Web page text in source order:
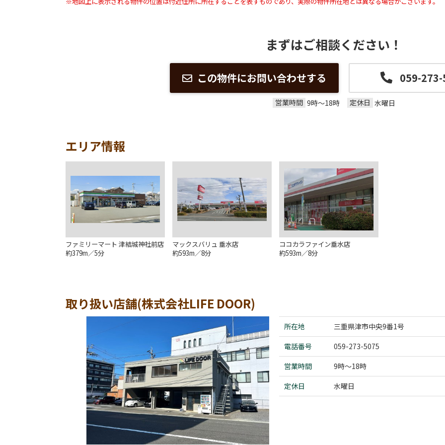
まずはご相談ください！
この物件にお問い合わせする 059-
営業時間 9時～18時 定休日 水曜日
エリア情報
ファミリーマート 津結城神社前店
約379m／5分
マックスバリュ 垂水店
約593m／8分
ココカラファイン垂水店
約593m／8分
取り扱い店舗(株式会社LIFE DOOR)
所在地
三重県津市中央9番1号
電話番号
059-273-5075
営業時間
9時～18時
定休日
水曜日